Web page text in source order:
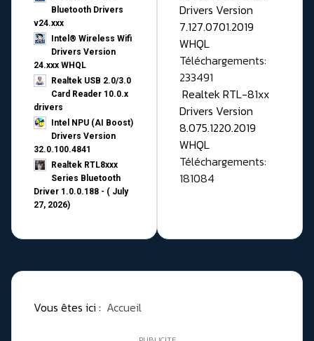
Bluetooth Drivers
v24.xxx
Intel® Wireless Wifi
Drivers Version
24.xxx WHQL
Realtek USB 2.0/3.0
Card Reader 10.0.x
drivers
Intel NPU (AI Boost)
Drivers Version
32.0.100.4841
Realtek RTL8xxx
Series Bluetooth
Driver 1.0.0.188 - ( July
27, 2026)
Drivers Version
7.127.0701.2019
WHQL
Téléchargements:
233491
Realtek RTL-81xx
Drivers Version
8.075.1220.2019
WHQL
Téléchargements:
181084
Vous êtes ici : Accueil